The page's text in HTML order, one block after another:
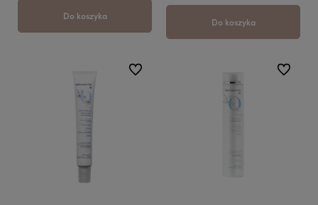
Do koszyka
Do koszyka
do ulubionych do